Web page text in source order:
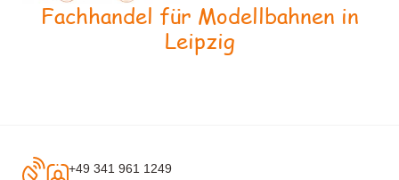
Fachhandel für Modellbahnen in
Leipzig
+49 341 961 1249